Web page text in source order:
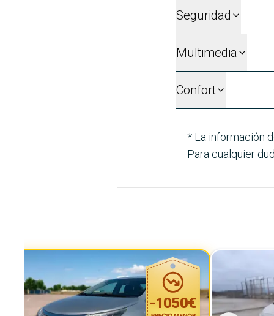
Seguridad
Multimedia
Confort
* La información
Para cualquier
-1050€